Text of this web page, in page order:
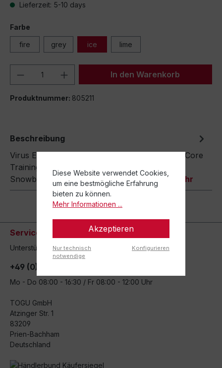
Lieferzeit: 5-10 days
Farbe
fire grey ice lime
Produkt Anzahl: Gib denIn den Warenkorb
Produktnummer: 805211
Beschreibung
Virus Equilibrium Die Revolution im Functional Core
Training – hergestellt von Ski- und
Snowboardproduzent Virus Snowsports…
Mehr
Service-Hotline
Unterstützung und Beratung unter:
+49 (0)8051 - 9038-0
Mo - Do 08:00 - 16:30 / Fr 08:00 - 12:00 Uhr
TOGU GmbH
Atzinger Str. 1
83209
Prien-Bachham
Deutschland
Diese Website verwendet Cookies,
um eine bestmögliche Erfahrung
bieten zu können.
Mehr Informationen ...
Akzeptieren
Nur technisch
notwendige
Konfigurieren